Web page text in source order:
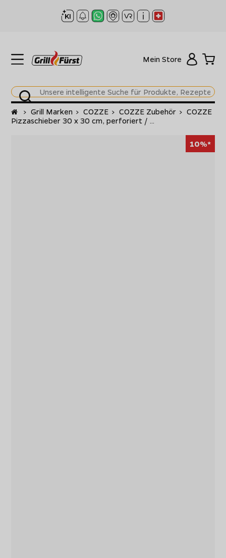
Mein Store
Startseite
> Grill Marken > COZZE > COZZE Zubehör > COZZE
Pizzaschieber 30 x 30 cm, perforiert / ...
10%*